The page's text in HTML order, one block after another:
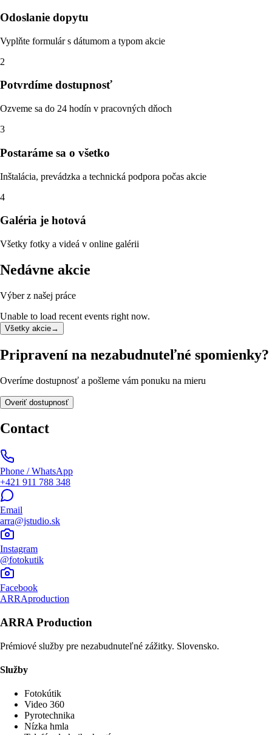
Odoslanie dopytu
Vyplňte formulár s dátumom a typom akcie
2
Potvrdíme dostupnosť
Ozveme sa do 24 hodín v pracovných dňoch
3
Postaráme sa o všetko
Inštalácia, prevádzka a technická podpora počas akcie
4
Galéria je hotová
Všetky fotky a videá v online galérii
Nedávne akcie
Výber z našej práce
Unable to load recent events right now.
Všetky akcie→
Pripravení na nezabudnuteľné spomienky?
Overíme dostupnosť a pošleme vám ponuku na mieru
Overiť dostupnosť
Contact
Phone / WhatsApp
+421 911 788 348
Email
arra@jstudio.sk
Instagram
@fotokutik
Facebook
ARRAproduction
ARRA Production
Prémiové služby pre nezabudnuteľné zážitky. Slovensko.
Služby
Fotokútik
Video 360
Pyrotechnika
Nízka hmla